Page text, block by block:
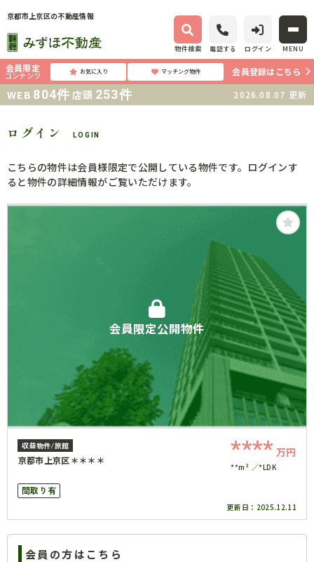
京都市上京区の不動産情報
物件検索 電話する ログイン MENU
会員限定
コンテンツ お気に入り マッチング物件 会員登録はこちら
WEB 804件 店頭 253件 2026.08.07 更新
ログイン LOGIN
こちらの物件は会員様限定で公開している物件です。ログインす
ると物件の詳細情報がご覧いただけます。
会員限定公開物件
収益物件/旅館
京都市上京区＊＊＊＊ **** 万円
**m² *LDK
間取り有
更新日： 2025.12.11
会員の方はこちら